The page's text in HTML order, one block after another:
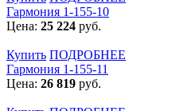
Гармония 1-155-10
Цена: 25 224 руб.
Купить ПОДРОБНЕЕ
Гармония 1-155-11
Цена: 26 819 руб.